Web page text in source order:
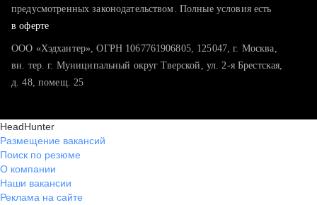
предусмотренных законодательством. Полные условия есть
в оферте
ООО «Хэдхантер», ОГРН 1067761906805, 125047, г. Москва,
вн. тер. г. Муниципальный округ Тверской, ул. 2-я Брестская,
д. 48, помещ. 25
HeadHunter
Размещение вакансий
Поиск по резюме
О компании
Наши вакансии
Реклама на сайте